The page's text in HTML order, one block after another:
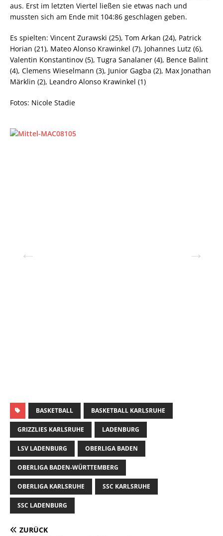
aus. Erst im letzten Viertel ließen sie etwas nach und
mussten sich am Ende mit 104:86 geschlagen geben.
Es spielten: Vincent Zurawski (25), Tom Arkan (24), Patrick
Horian (21), Mateo Alonso Krawinkel (7), Johannes Lutz (6),
Valentin Konstantinov (5), Tugra Sanalaner (4), Bence Balint
(4), Clemens Wieselmann (3), Junior Gagba (2), Max Jonathan
Märklin (2), Leandro Alonso Krawinkel (1)
Fotos: Nicole Stadie
BASKETBALL BASKETBALL KARLSRUHE
GRIZZLIES KARLSRUHE LADENBURG
LSV LADENBURG OBERLIGA BADEN
OBERLIGA BADEN-WÜRTTEMBERG
OBERLIGA KARLSRUHE SSC KARLSRUHE
SSC LADENBURG
ZURÜCK